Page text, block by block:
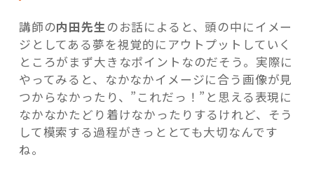
講師の内田先生 のお話によると、頭の中にイメー
ジとしてある夢を視覚的にアウトプットしていく
ところがまず大きなポイントなのだそう。実際に
やってみると、なかなかイメージに合う画像が見
つからなかったり、”これだっ！”と思える表現に
なかなかたどり着けなかったりするけれど、そう
して模索する過程がきっととても大切なんです
ね。